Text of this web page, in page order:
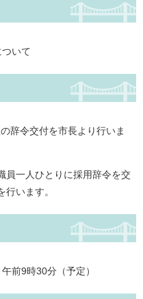
いて
辞令交付を市長より行いま
員一人ひとりに採用辞令を交
います。
前9時30分（予定）